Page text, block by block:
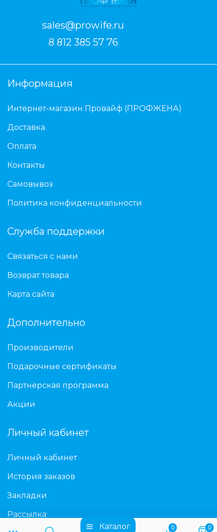
Каталог 0 0
sales@prowife.ru
8 812 385 57 76
Информация
Интернет-магазин Провайф (ПРОФЖЕНА)
Доставка
Оплата
Контакты
Самовывоз
Политика конфиденциальности
Служба поддержки
Связаться с нами
Возврат товара
Карта сайта
Дополнительно
Производители
Подарочные сертификаты
Партнёрская программа
Акции
Личный кабинет
Личный кабинет
История заказов
Закладки
Рассылка